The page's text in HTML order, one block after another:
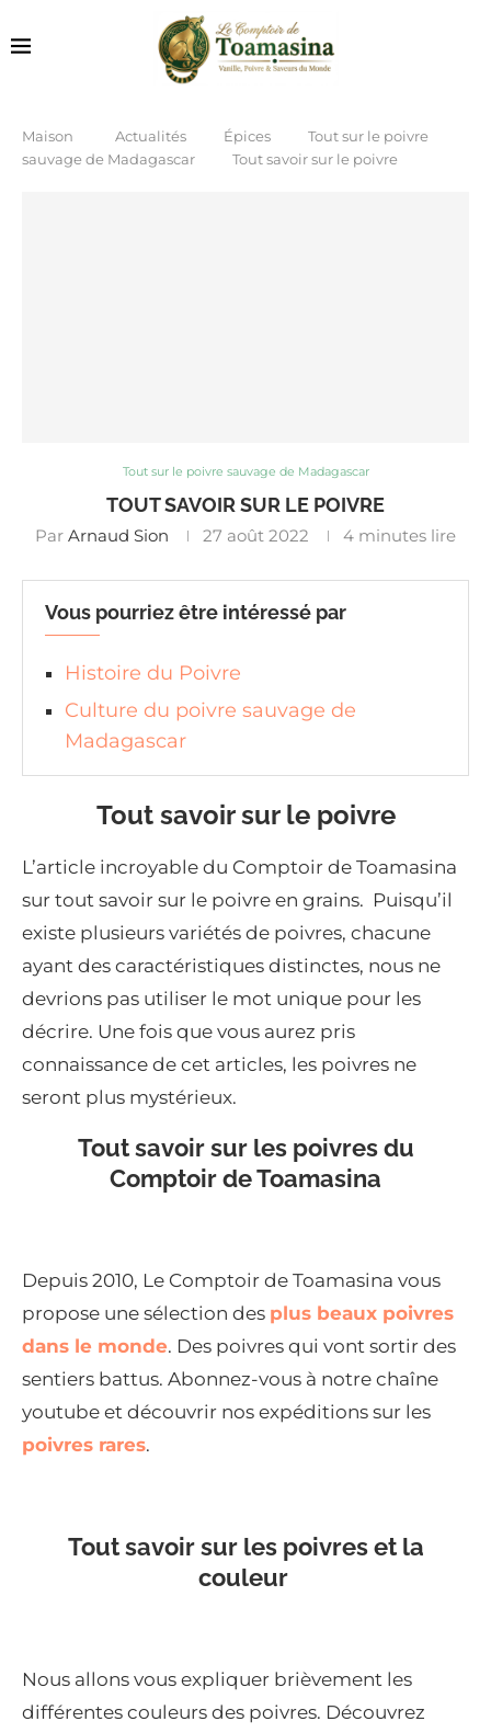
Maison Actualités Épices
Tout sur le poivre
sauvage de Madagascar
Tout savoir sur le poivre
Tout sur le poivre sauvage de Madagascar
TOUT SAVOIR SUR LE POIVRE
Par Arnaud Sion 27 août 2022 4 minutes lire
Vous pourriez être intéressé par
Histoire du Poivre
Culture du poivre sauvage de
Madagascar
Tout savoir sur le poivre
L’article incroyable du Comptoir de Toamasina
sur tout savoir sur le poivre en grains. Puisqu’il
existe plusieurs variétés de poivres, chacune
ayant des caractéristiques distinctes, nous ne
devrions pas utiliser le mot unique pour les
décrire. Une fois que vous aurez pris
connaissance de cet articles, les poivres ne
seront plus mystérieux.
Tout savoir sur les poivres du
Comptoir de Toamasina
Depuis 2010, Le Comptoir de Toamasina vous
propose une sélection des plus beaux poivres
dans le monde. Des poivres qui vont sortir des
sentiers battus. Abonnez-vous à notre chaîne
youtube et découvrir nos expéditions sur les
poivres rares.
Tout savoir sur les poivres et la
couleur
Nous allons vous expliquer brièvement les
différentes couleurs des poivres. Découvrez